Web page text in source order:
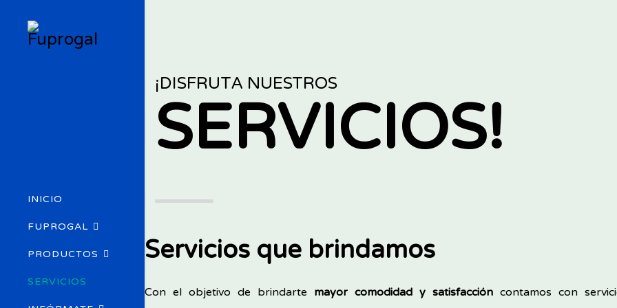
INICIO
FUPROGAL
PRODUCTOS
SERVICIOS
¡DISFRUTA NUESTROS
SERVICIOS!
Servicios que brindamos
Con el objetivo de brindarte mayor comodidad y satisfacción contamos con